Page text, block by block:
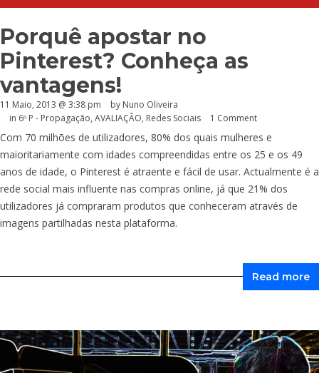
Porquê apostar no
Pinterest? Conheça as
vantagens!
11 Maio, 2013 @ 3:38 pm
by Nuno Oliveira
in 6º P - Propagação, AVALIAÇÃO, Redes Sociais 1 Comment
Com 70 milhões de utilizadores, 80% dos quais mulheres e
maioritariamente com idades compreendidas entre os 25 e os 49
anos de idade, o Pinterest é atraente e fácil de usar. Actualmente é a
rede social mais influente nas compras online, já que 21% dos
utilizadores já compraram produtos que conheceram através de
imagens partilhadas nesta plataforma.
Read more